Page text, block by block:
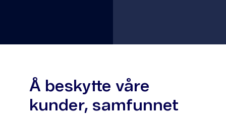
Å beskytte våre
kunder, samfunnet